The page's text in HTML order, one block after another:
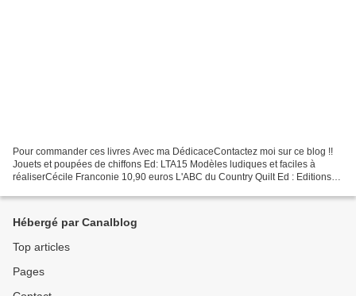
Pour commander ces livres Avec ma DédicaceContactez moi sur ce blog !!
Jouets et poupées de chiffons Ed: LTA15 Modèles ludiques et faciles à
réaliserCécile Franconie 10,90 euros L'ABC du Country Quilt Ed : Editions
Hébergé par Canalblog
Top articles
Pages